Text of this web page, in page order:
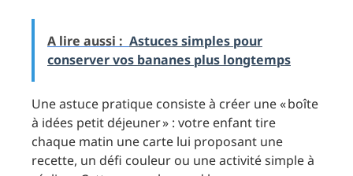
A lire aussi : Astuces simples pour
conserver vos bananes plus longtemps
Une astuce pratique consiste à créer une « boîte
à idées petit déjeuner » : votre enfant tire
chaque matin une carte lui proposant une
recette, un défi couleur ou une activité simple à